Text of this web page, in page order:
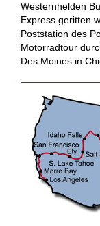
Westernhelden
Express geritten
Poststation des
Motorradtour
Des Moines in